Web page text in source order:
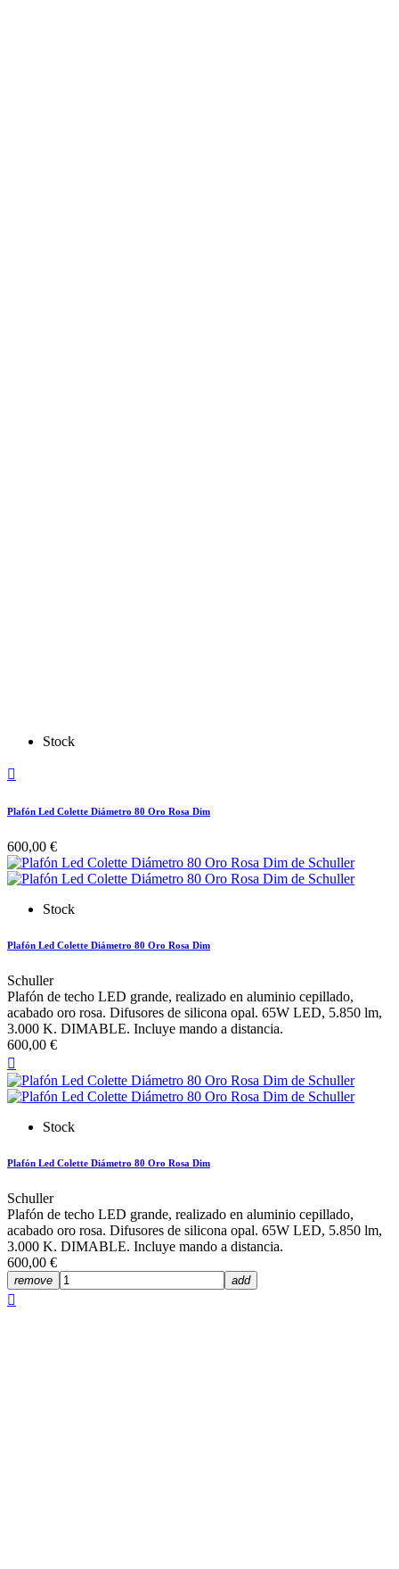
Stock

Plafón Led Colette Diámetro 80 Oro Rosa Dim
600,00 €
Stock
Plafón Led Colette Diámetro 80 Oro Rosa Dim
Schuller
Plafón de techo LED grande, realizado en aluminio cepillado,
acabado oro rosa. Difusores de silicona opal. 65W LED, 5.850 lm,
3.000 K. DIMABLE. Incluye mando a distancia.
600,00 €

Stock
Plafón Led Colette Diámetro 80 Oro Rosa Dim
Schuller
Plafón de techo LED grande, realizado en aluminio cepillado,
acabado oro rosa. Difusores de silicona opal. 65W LED, 5.850 lm,
3.000 K. DIMABLE. Incluye mando a distancia.
600,00 €
remove add
